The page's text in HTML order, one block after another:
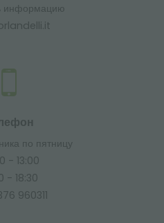
информацию
по пятницу
- 13:00
- 18:30
960311